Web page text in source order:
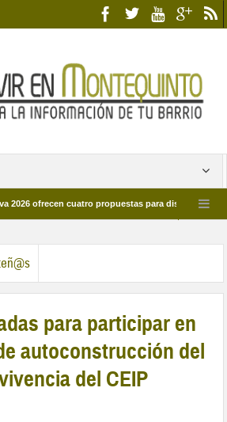
cuatro propuestas para disfrutar del deporte
para participar en
autoconstrucción del
del CEIP